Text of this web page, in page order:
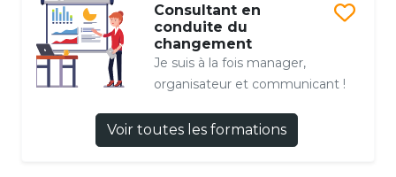
Consultant en
conduite du
changement
Je suis à la fois manager,
organisateur et communicant !
Voir toutes les formations